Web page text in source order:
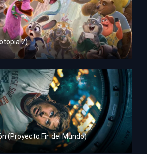
2)
(Proyecto Fin del Mundo)